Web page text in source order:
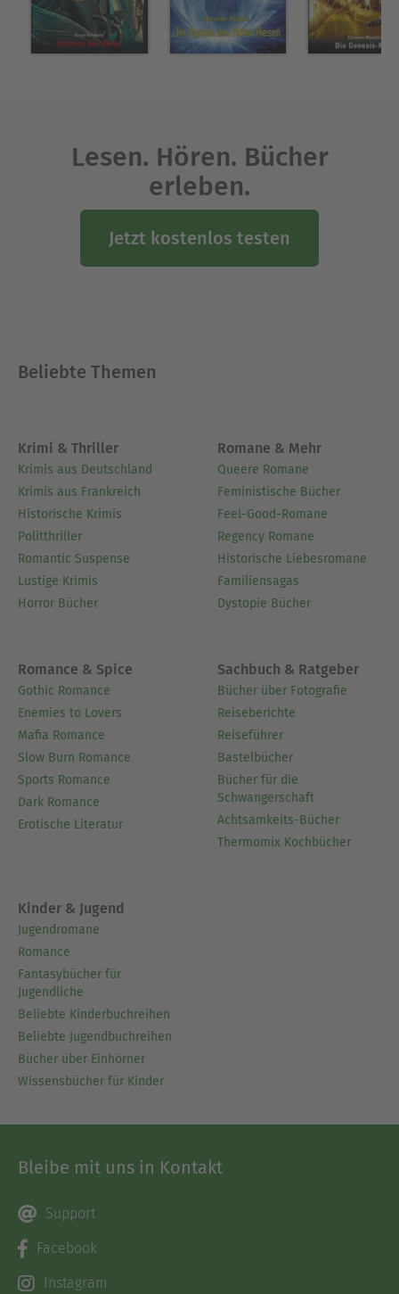
auf ihrer Homepage www.michelle-stern.de.
Ausblenden
Lesen. Hören. Bücher
erleben.
Jetzt kostenlos testen
Beliebte Themen
Krimi & Thriller
Krimis aus Deutschland
Krimis aus Frankreich
Historische Krimis
Politthriller
Romantic Suspense
Lustige Krimis
Horror Bücher
Romane & Mehr
Queere Romane
Feministische Bücher
Feel-Good-Romane
Regency Romane
Historische Liebesromane
Familiensagas
Dystopie Bücher
Romance & Spice
Gothic Romance
Enemies to Lovers
Mafia Romance
Slow Burn Romance
Sports Romance
Dark Romance
Erotische Literatur
Sachbuch & Ratgeber
Bücher über Fotografie
Reiseberichte
Reiseführer
Bastelbücher
Bücher für die
Schwangerschaft
Achtsamkeits-Bücher
Thermomix Kochbücher
Kinder & Jugend
Jugendromane
Romance
Fantasybücher für
Jugendliche
Beliebte Kinderbuchreihen
Beliebte Jugendbuchreihen
Bücher über Einhörner
Wissensbücher für Kinder
Bleibe mit uns in Kontakt
Support
Facebook
Instagram